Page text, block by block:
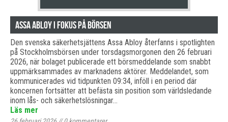
Assa Abloy i fokus på börsen
Den svenska säkerhetsjättens Assa Abloy återfanns i spotlighten
på Stockholmsbörsen under torsdagsmorgonen den 26 februari
2026, när bolaget publicerade ett börsmeddelande som snabbt
uppmärksammades av marknadens aktörer. Meddelandet, som
kommunicerades vid tidpunkten 09:34, inföll i en period där
koncernen fortsätter att befästa sin position som världsledande
inom lås- och säkerhetslösningar…
Läs mer